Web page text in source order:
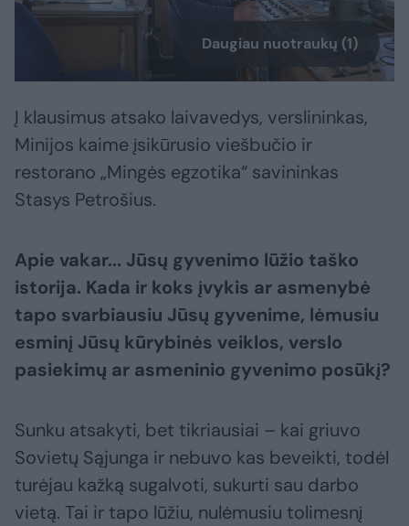
Daugiau nuotraukų (1)
Į klausimus atsako laivavedys, verslininkas,
Minijos kaime įsikūrusio viešbučio ir
restorano „Mingės egzotika“ savininkas
Stasys Petrošius.
Apie vakar... Jūsų gyvenimo lūžio taško
istorija. Kada ir koks įvykis ar asmenybė
tapo svarbiausiu Jūsų gyvenime, lėmusiu
esminį Jūsų kūrybinės veiklos, verslo
pasiekimų ar asmeninio gyvenimo posūkį?
Sunku atsakyti, bet tikriausiai – kai griuvo
Sovietų Sąjunga ir nebuvo kas beveikti, todėl
turėjau kažką sugalvoti, sukurti sau darbo
vietą. Tai ir tapo lūžiu, nulėmusiu tolimesnį